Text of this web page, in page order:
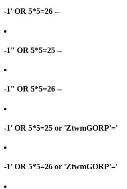
-1' OR 5*5=26 --
-1" OR 5*5=25 --
-1" OR 5*5=26 --
-1' OR 5*5=25 or 'ZtwmGORP'='
-1' OR 5*5=26 or 'ZtwmGORP'='